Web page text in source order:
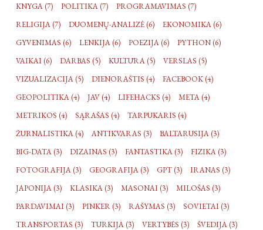
KNYGA (7)
POLITIKA (7)
PROGRAMAVIMAS (7)
RELIGIJA (7)
DUOMENŲ-ANALIZĖ (6)
EKONOMIKA (6)
GYVENIMAS (6)
LENKIJA (6) POEZIJA (6)
PYTHON (6)
VAIKAI (6)
DARBAS (5) KULTŪRA (5)
VERSLAS (5)
VIZUALIZACIJA (5)
DIENORAŠTIS (4)
FACEBOOK (4)
GEOPOLITIKA (4)
JAV (4) LIFEHACKS (4)
META (4)
METRIKOS (4)
SĄRAŠAS (4)
TARPUKARIS (4)
ŽURNALISTIKA (4)
ANTIKVARAS (3)
BALTARUSIJA (3)
BIG-DATA (3)
DIZAINAS (3) FANTASTIKA (3)
FIZIKA (3)
FOTOGRAFIJA (3)
GEOGRAFIJA (3) GPT (3)
IRANAS (3)
JAPONIJA (3)
KLASIKA (3) MASONAI (3)
MILOŠAS (3)
PARDAVIMAI (3)
PINKER (3) RAŠYMAS (3)
SOVIETAI (3)
TRANSPORTAS (3)
TURKIJA (3) VERTYBĖS (3)
ŠVEDIJA (3)